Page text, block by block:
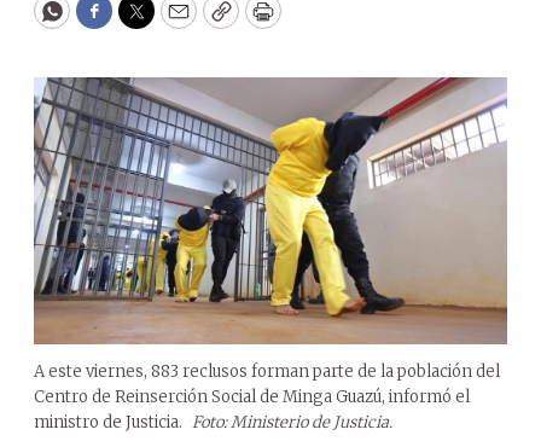
WhatsApp
Facebook
Twitter
EmailCopyPrint
A este viernes, 883 reclusos forman parte de la población del
Centro de Reinserción Social de Minga Guazú, informó el
ministro de Justicia. Foto: Ministerio de Justicia.